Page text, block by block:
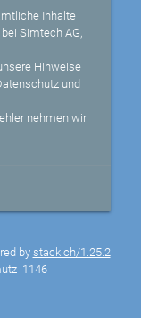
Inhalte
Simtech AG,
Hinweise
und
nehmen wir
by stack.ch/1.25.2
1146